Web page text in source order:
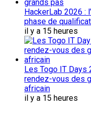
HackerLab 2026 :
phase de
il y a 15 heures
Les Togo IT Days
rendez-vous des
africain
il y a 15 heures